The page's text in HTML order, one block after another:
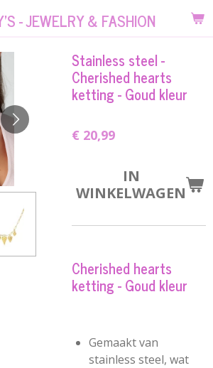
- JEWELRY & FASHION
Stainless steel -
Cherished hearts
ketting - Goud kleur
€ 20,99
IN
WINKELWAGEN
Cherished hearts
ketting - Goud kleur
Gemaakt van
stainless steel, wat